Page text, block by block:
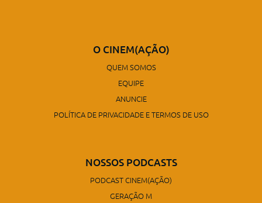
O CINEM(AÇÃO)
QUEM SOMOS
EQUIPE
ANUNCIE
POLÍTICA DE PRIVACIDADE E TERMOS DE USO
NOSSOS PODCASTS
PODCAST CINEM(AÇÃO)
GERAÇÃO M